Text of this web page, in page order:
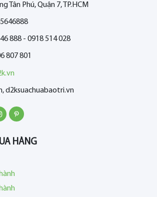
Tân Phú, Quận 7, TP.HCM
888 - 0918 514 028
807 801
d2ksuachuabaotri.vn
HÀNG